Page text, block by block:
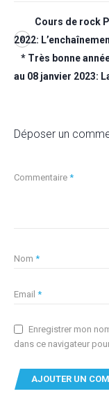
Cours de rock
2022:
* Très bonne
au 08 janvier 2023:
Déposer un
Commentaire *
Nom *
Email *
Enregistrer mon
dans ce navigateur